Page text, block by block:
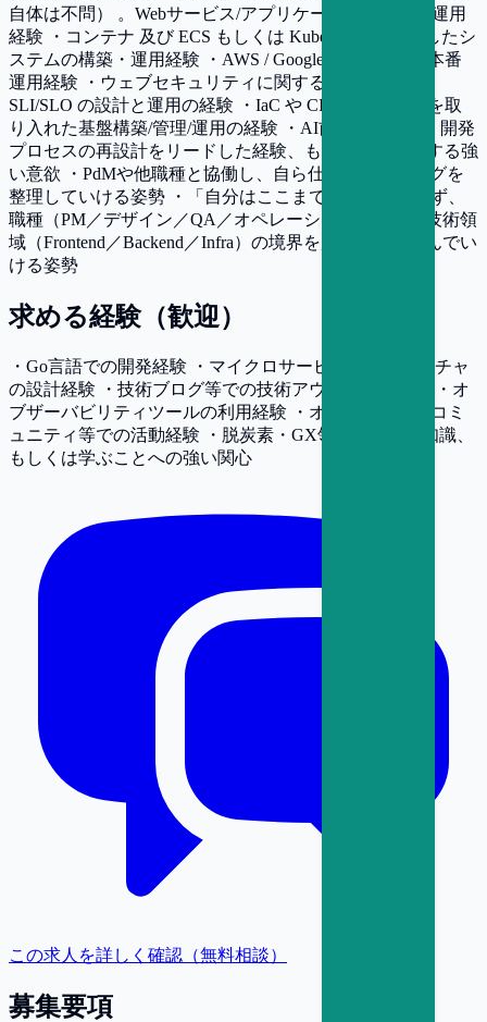
自体は不問） 。Webサービス/アプリケーションの開発運用
経験 ・コンテナ 及び ECS もしくは Kubernetes を利用したシ
ステムの構築・運用経験 ・AWS / Google Cloud 等での本番
運用経験 ・ウェブセキュリティに関する知識・経験 ・
SLI/SLO の設計と運用の経験 ・IaC や CI/CD の考え方を取
り入れた基盤構築/管理/運用の経験 ・AI前提での業務・開発
プロセスの再設計をリードした経験、もしくはリードする強
い意欲 ・PdMや他職種と協働し、自ら仕様・バックログを
整理していける姿勢 ・「自分はここまで」と線引きせず、
職種（PM／デザイン／QA／オペレーション）および技術領
域（Frontend／Backend／Infra）の境界を越えて踏み込んでい
ける姿勢
求める経験（歓迎）
・Go言語での開発経験 ・マイクロサービスアーキテクチャ
の設計経験 ・技術ブログ等での技術アウトプット経験 ・オ
ブザーバビリティツールの利用経験 ・オープンソースコミ
ュニティ等での活動経験 ・脱炭素・GX領域に関する知識、
もしくは学ぶことへの強い関心
この求人を詳しく確認（無料相談）
募集要項